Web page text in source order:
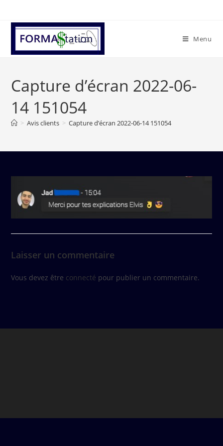
Menu
Capture d’écran 2022-06-
14 151054
> Avis clients > Capture d’écran 2022-06-14 151054
Laisser un commentaire
Vous devez être connecté pour publier un commentaire.